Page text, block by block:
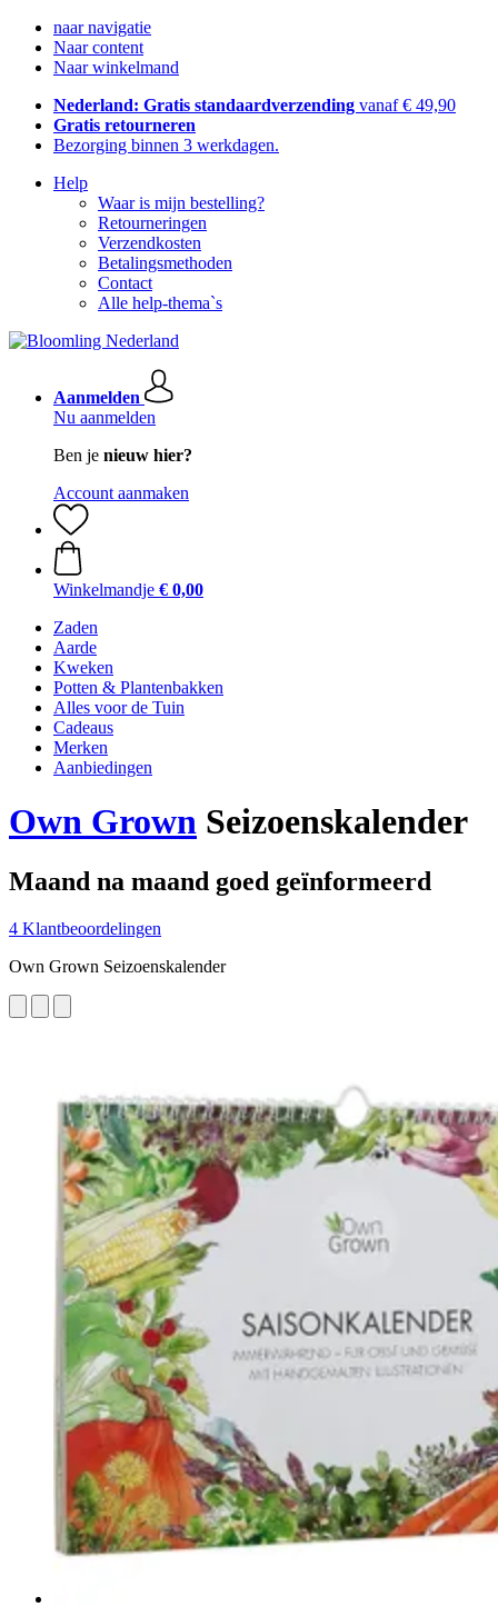
naar navigatie
Naar content
Naar winkelmand
Nederland: Gratis standaardverzending vanaf € 49,90
Gratis retourneren
Bezorging binnen 3 werkdagen.
Help
Waar is mijn bestelling?
Retourneringen
Verzendkosten
Betalingsmethoden
Contact
Alle help-thema`s
Aanmelden
Nu aanmelden
Ben je nieuw hier?
Account aanmaken
Winkelmandje € 0,00
Zaden
Aarde
Kweken
Potten & Plantenbakken
Alles voor de Tuin
Cadeaus
Merken
Aanbiedingen
Own Grown Seizoenskalender
Maand na maand goed geïnformeerd
4 Klantbeoordelingen
Own Grown Seizoenskalender